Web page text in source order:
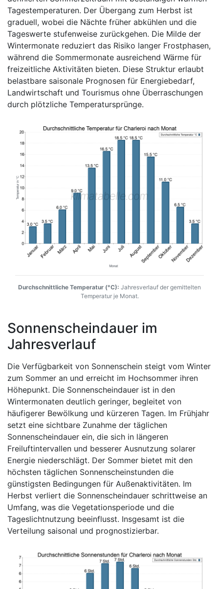
Tagestemperaturen. Der Übergang zum Herbst ist
graduell, wobei die Nächte früher abkühlen und die
Tageswerte stufenweise zurückgehen. Die Milde der
Wintermonate reduziert das Risiko langer Frostphasen,
während die Sommermonate ausreichend Wärme für
freizeitliche Aktivitäten bieten. Diese Struktur erlaubt
belastbare saisonale Prognosen für Energiebedarf,
Landwirtschaft und Tourismus ohne Überraschungen
durch plötzliche Temperatursprünge.
Durchschnittliche Temperatur (°C): Jahresverlauf der gemittelten
Temperatur je Monat.
Sonnenscheindauer im
Jahresverlauf
Die Verfügbarkeit von Sonnenschein steigt vom Winter
zum Sommer an und erreicht im Hochsommer ihren
Höhepunkt. Die Sonnenscheindauer ist in den
Wintermonaten deutlich geringer, begleitet von
häufigerer Bewölkung und kürzeren Tagen. Im Frühjahr
setzt eine sichtbare Zunahme der täglichen
Sonnenscheindauer ein, die sich in längeren
Freiluftintervallen und besserer Ausnutzung solarer
Energie niederschlägt. Der Sommer bietet mit den
höchsten täglichen Sonnenscheinstunden die
günstigsten Bedingungen für Außenaktivitäten. Im
Herbst verliert die Sonnenscheindauer schrittweise an
Umfang, was die Vegetationsperiode und die
Tageslichtnutzung beeinflusst. Insgesamt ist die
Verteilung saisonal und prognostizierbar.